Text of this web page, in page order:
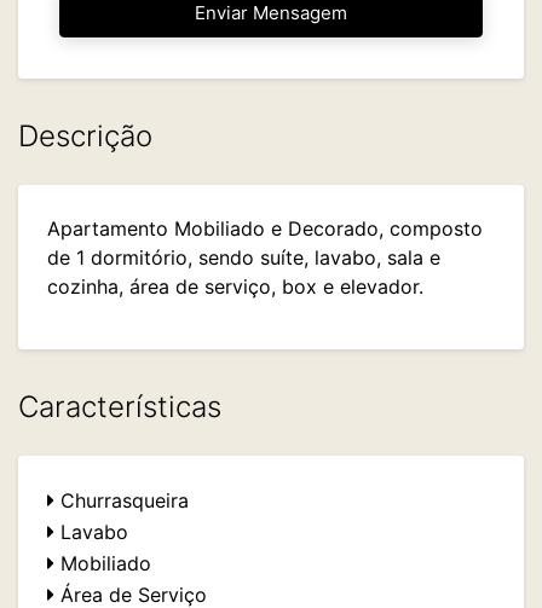
Enviar Mensagem
Descrição
Apartamento Mobiliado e Decorado, composto
de 1 dormitório, sendo suíte, lavabo, sala e
cozinha, área de serviço, box e elevador.
Características
Churrasqueira
Lavabo
Mobiliado
Área de Serviço